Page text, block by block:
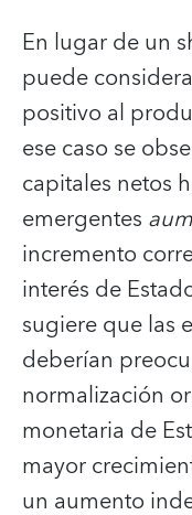
En lugar de un
puede
positivo al
ese caso se
capitales netos
emergentes
incremento
interés de
sugiere que las
deberían
normalización
monetaria de
mayor
un aumento